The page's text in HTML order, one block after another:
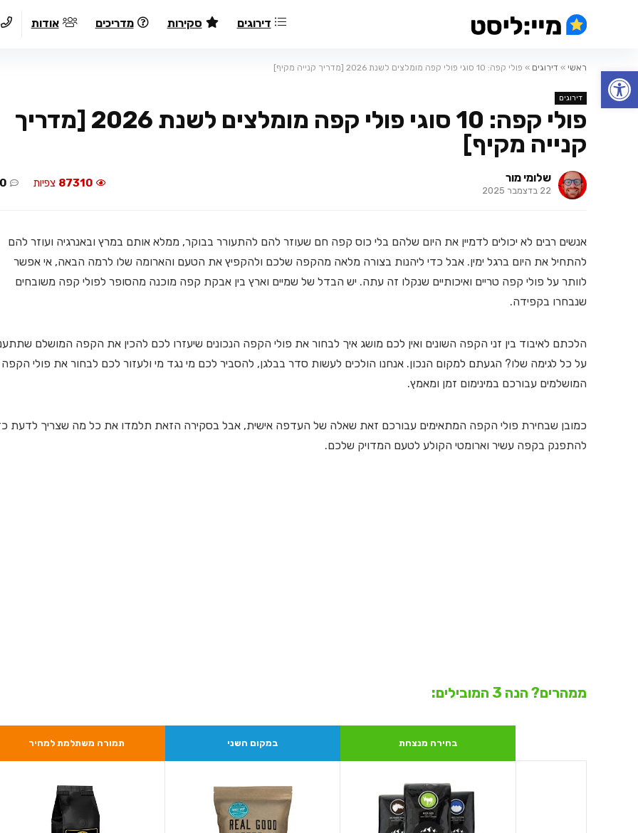
פתח סרגל נגישות
דירוגים סקירות מדריכים אודות
ראשי » דירוגים » פולי קפה: 10 סוגי פולי קפה מומלצים לשנת 2026 [מדריך קנייה מקיף]
דירוגים
פולי קפה: 10 סוגי פולי קפה מומלצים לשנת 2026 [מדריך
קנייה מקיף]
שלומי מור
22 בדצמבר 2025
87310 צפיות 0
אנשים רבים לא יכולים לדמיין את היום שלהם בלי כוס קפה חם שעוזר להם להתעורר בבוקר, ממלא אותם במרץ ובאנרגיה ועוזר להם
להתחיל את היום ברגל ימין. אבל כדי ליהנות בצורה מלאה מהקפה שלכם ולהקפיץ את הטעם והארומה שלו לרמה הבאה, אי אפשר
לוותר על פולי קפה טריים ואיכותיים שנקלו זה עתה. יש הבדל של שמיים וארץ בין אבקת קפה מוכנה מהסופר לפולי קפה משובחים
שנבחרו בקפידה.
הלכתם לאיבוד בין זני הקפה השונים ואין לכם מושג איך לבחור את פולי הקפה הנכונים שיעזרו לכם להכין את הקפה המושלם
על כל לגימה שלו? הגעתם למקום הנכון. אנחנו הולכים לעשות סדר בבלגן, להסביר לכם מי נגד מי ולעזור לכם לבחור את פולי הקפה
המושלמים עבורכם במינימום זמן ומאמץ.
כמובן שבחירת פולי הקפה המתאימים עבורכם זאת שאלה של העדפה אישית, אבל בסקירה הזאת תלמדו את כל מה שצריך לדעת
להתפנק בקפה עשיר וארומטי הקולע לטעם המדויק שלכם.
ממהרים? הנה 3 המובילים:
בחירה מנצחת במקום השני תמורה משתלמת למחיר